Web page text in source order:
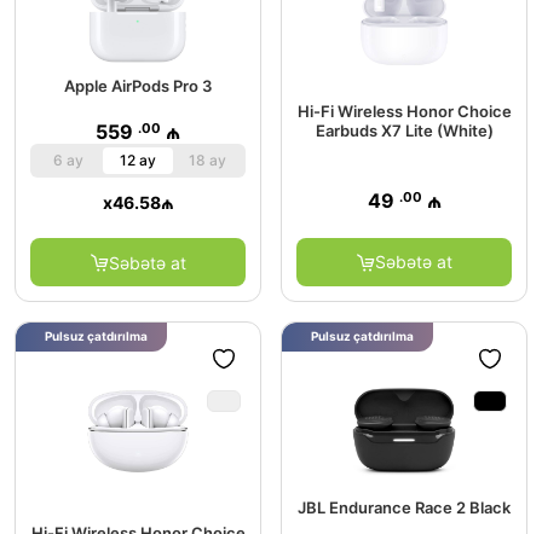
Apple AirPods Pro 3
559 .00 ₼
6 ay 12 ay 18 ay
x46.58₼
Səbətə at
Hi-Fi Wireless Honor Choice
Earbuds X7 Lite (White)
49 .00 ₼
Səbətə at
Pulsuz çatdırılma
JBL Endurance Race 2 Black
Pulsuz çatdırılma